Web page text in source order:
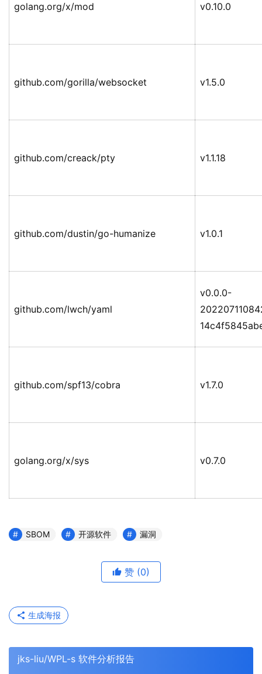
golang.org/x/mod v0.10.0
github.com/gorilla/websocket v1.5.0
github.com/creack/pty v1.1.18
github.com/dustin/go-humanize v1.0.1
github.com/lwch/yaml
v0.0.0-
github.com/spf13/cobra v1.7.0
golang.org/x/sys v0.7.0
SBOM 开源软件 漏洞
赞 (0)
生成海报
jks-liu/WPL-s 软件分析报告